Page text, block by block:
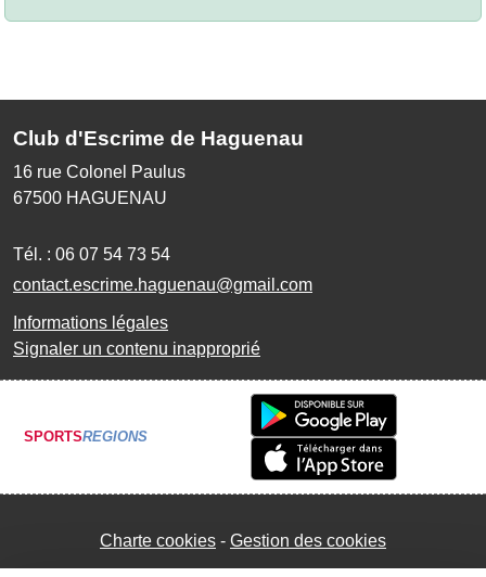
Club d'Escrime de Haguenau
16 rue Colonel Paulus
67500 HAGUENAU
Tél. : 06 07 54 73 54
contact.escrime.haguenau@gmail.com
Informations légales
Signaler un contenu inapproprié
SPORTSREGIONS
Charte cookies Gestion des cookies